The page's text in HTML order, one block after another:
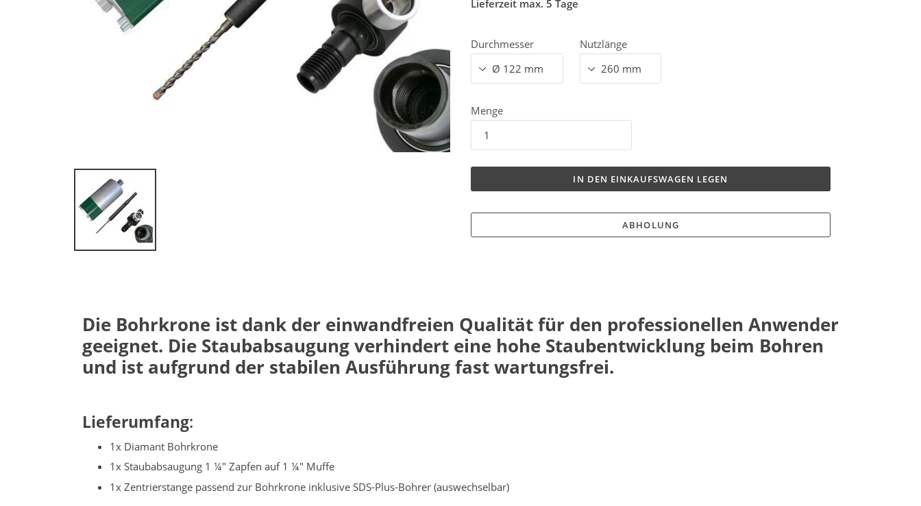
Lieferzeit max. 5 Tage
Durchmesser Nutzlänge
Menge
IN DEN EINKAUFSWAGEN LEGEN
ABHOLUNG
Die Bohrkrone ist dank der einwandfreien Qualität für den professionellen Anwender
geeignet. Die Staubabsaugung verhindert eine hohe Staubentwicklung beim Bohren
und ist aufgrund der stabilen Ausführung fast wartungsfrei.
Lieferumfang:
1x Diamant Bohrkrone
1x Staubabsaugung 1 ¼" Zapfen auf 1 ¼" Muffe
1x Zentrierstange passend zur Bohrkrone inklusive SDS-Plus-Bohrer (auswechselbar)